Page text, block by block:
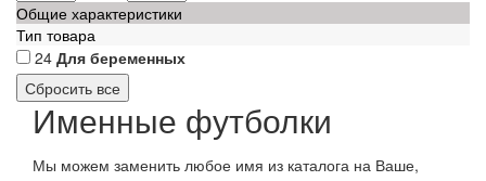
Общие характеристики
Тип товара
24 Для беременных
Именные футболки
Мы можем заменить любое имя из каталога на Ваше,